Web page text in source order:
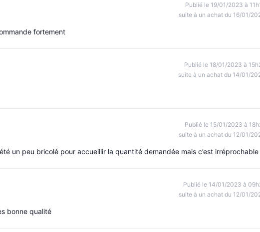
Publié le 19/01/2023 à
suite à un achat du 16/01/
fortement
Publié le 18/01/2023 à
suite à un achat du 14/01/
Publié le 15/01/2023 à
suite à un achat du 12/01/
un peu bricolé pour accueillir la quantité demandée mais c’est irréprochable
Publié le 14/01/2023 à
suite à un achat du 12/01/
bonne qualité